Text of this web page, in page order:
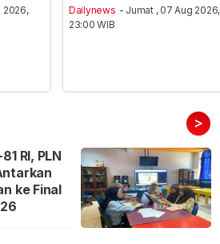
2026,
Dailynews - Jumat , 07 Aug 2026,
23:00 WIB
>
RI, PLN
ke Final